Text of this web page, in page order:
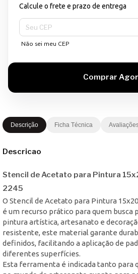
Calcule o frete e prazo de entrega
Entregas para o CEP:
Não sei meu CEP
Descrição Ficha Técnica
Descricao
Stencil de Acetato para Pintura
2245
O Stencil de Acetato para Pintura
é um recurso prático para quem busca
pintura artística, artesanato e
resistente, este material garante
definidos, facilitando a aplicação de
diferentes superfícies.
Esta ferramenta é indicada tanto para